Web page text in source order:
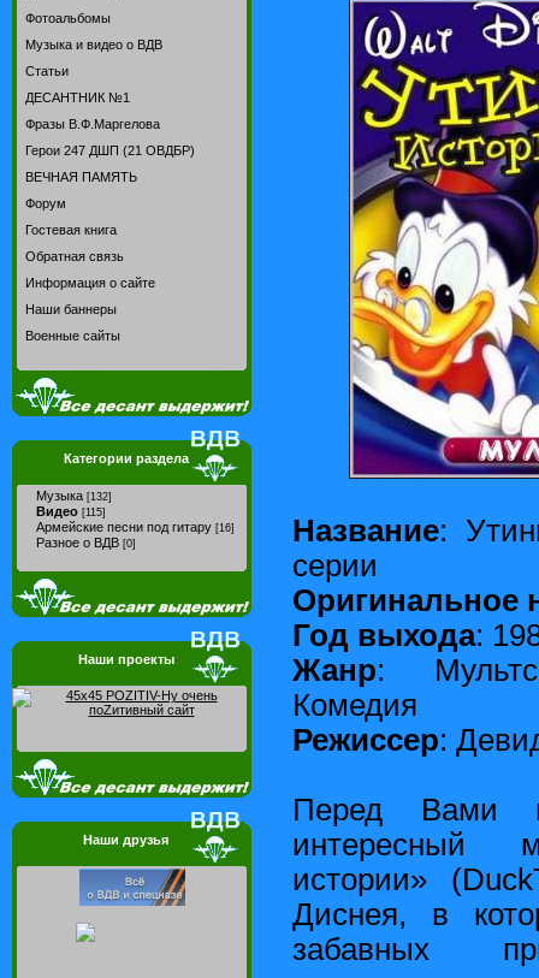
Фотоальбомы
Музыка и видео о ВДВ
Статьи
ДЕСАНТНИК №1
Фразы В.Ф.Маргелова
Герои 247 ДШП (21 ОВДБР)
ВЕЧНАЯ ПАМЯТЬ
Форум
Гостевая книга
Обратная связь
Информация о сайте
Наши баннеры
Военные сайты
Категории раздела
Музыка [132]
Видео [115]
Армейские песни под гитару [16]
Разное о ВДВ [0]
Наши проекты
Наши друзья
Название:
серии
Оригинальное
Год выхода:
Жанр:
Комедия
Режиссер:
Перед Вами
интересный
истории»
Диснея, в
забавных